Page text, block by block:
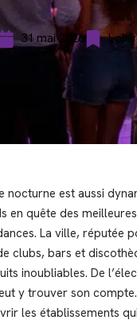
31 mai 2026
nocturne est aussi
en quête des
La ville, réputée
clubs, bars et
inoubliables. De
y trouver son
les établissements